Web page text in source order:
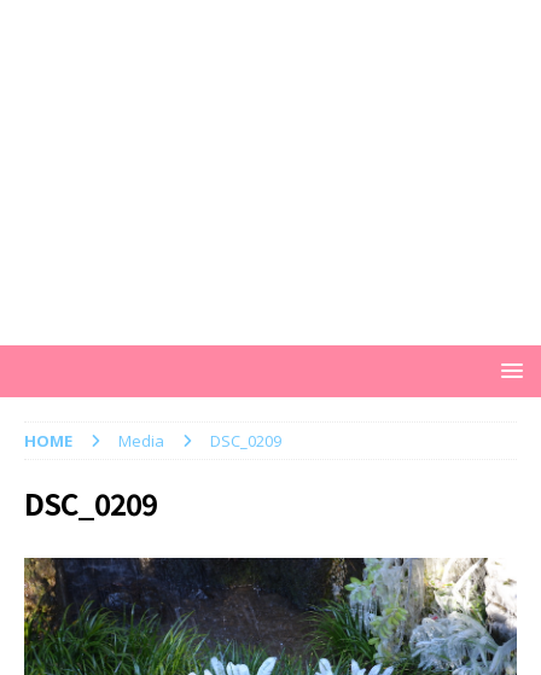
HOME Media DSC_0209
DSC_0209